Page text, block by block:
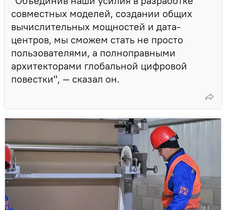
совместных моделей, создании общих
вычислительных мощностей и дата-
центров, мы сможем стать не просто
пользователями, а полноправными
архитекторами глобальной цифровой
повестки", — сказал он.